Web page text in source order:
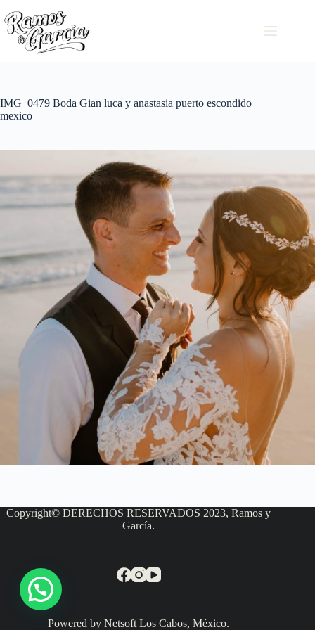
IMG_0479 Boda Gian luca y anastasia puerto escondido
mexico
Copyright© DERECHOS RESERVADOS 2023, Ramos y
García.
Powered by Netsoft Los Cabos, México.